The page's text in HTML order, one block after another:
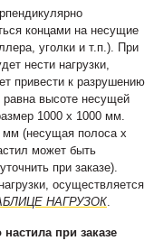
концами на несущие
уголки и т.п.). При
нести нагрузки,
привести к разрушению
высоте несущей
1000 х 1000 мм.
мм (несущая полоса х
может быть
при заказе).
осуществляется
НАГРУЗОК.
при заказе